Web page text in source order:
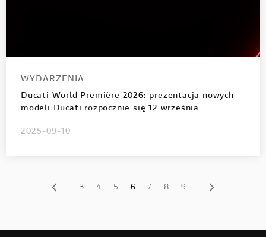
WYDARZENIA
Ducati World Première 2026: prezentacja nowych
modeli Ducati rozpocznie się 12 września
2025-09-10
3 4 5 6 7 8 9